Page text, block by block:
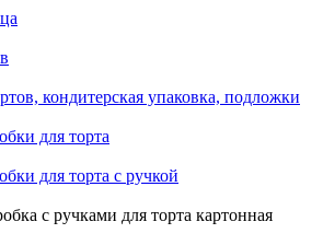
кондитерская упаковка, подложки
для торта
для торта с ручкой
с ручками для торта картонная